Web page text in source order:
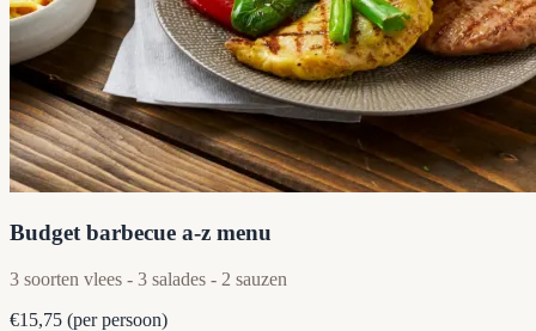
Budget barbecue a-z menu
3 soorten vlees - 3 salades - 2 sauzen
€15,75 (per persoon)